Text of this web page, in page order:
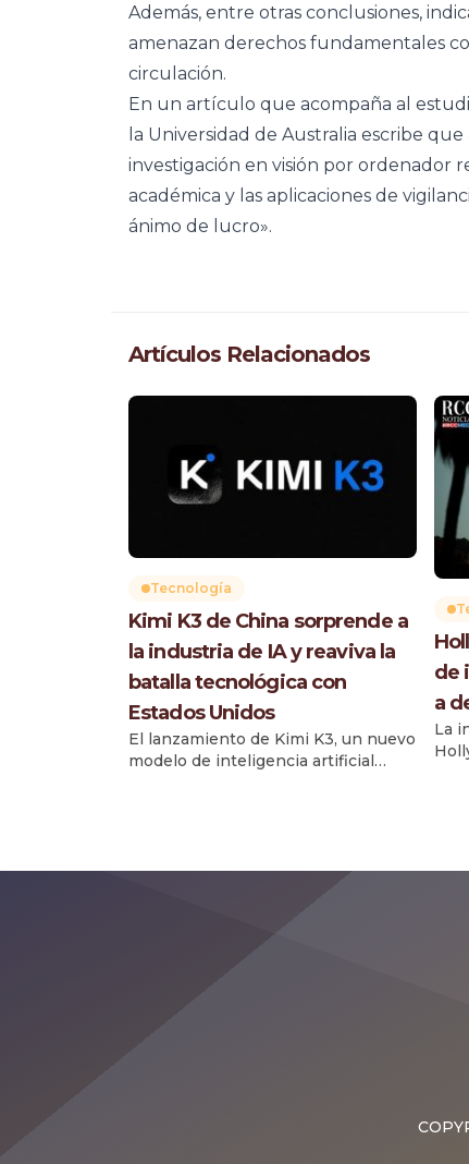
Además, entre otras conclusiones,
amenazan derechos fundamentales
circulación.
En un artículo que acompaña al
la Universidad de Australia escribe
investigación en visión por ordenador
académica y las aplicaciones de
ánimo de lucro».
Artículos Relacionados
Tecnología
Kimi K3 de China sorprende a
la industria de IA y reaviva la
batalla tecnológica con
Estados Unidos
El lanzamiento de Kimi K3, un nuevo
modelo de inteligencia artificial
rápidamente el primer lugar en una
de
a
La